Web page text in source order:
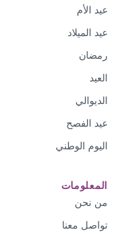
عيد الأم
عيد الميلاد
رمضان
العيد
الديوالي
عيد الفصح
اليوم الوطني
المعلومات
من نحن
تواصل معنا